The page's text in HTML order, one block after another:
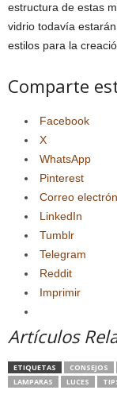
estructura de estas
vidrio todavía
estilos para la
Comparte
Facebook
X
WhatsApp
Pinterest
Correo
LinkedIn
Tumblr
Telegram
Reddit
Imprimir
Artículos
ETIQUETAS CONSEJOS
LAMPARAS
LUCES